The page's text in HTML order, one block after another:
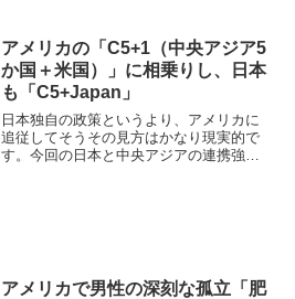
アメリカの「C5+1（中央アジア5
か国＋米国）」に相乗りし、日本
も「C5+Japan」
日本独自の政策というより、アメリカに
追従してそうその見方はかなり現実的で
す。今回の日本と中央アジアの連携強化
アメリカで男性の深刻な孤立「肥